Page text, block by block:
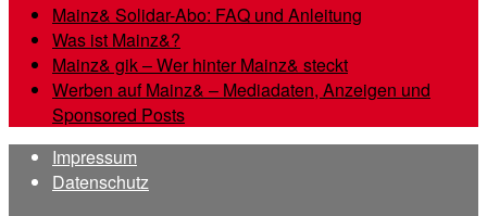
Mainz& Solidar-Abo: FAQ und Anleitung
Was ist Mainz&?
Mainz& gik – Wer hinter Mainz& steckt
Werben auf Mainz& – Mediadaten, Anzeigen und
Sponsored Posts
Impressum
Datenschutz